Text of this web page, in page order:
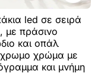
led σε σειρά
με πράσινο
και οπάλ
χρώμα με
και μνήμη